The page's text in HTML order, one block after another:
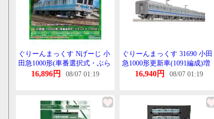
ぐりーんまっくす Nげーじ 小
田急1000形(車番選択式・ぶら
んどまーく付き)増結4両編成
16,896円 08/07 01:19
ぐりーんまっくす 31690 小田
急1000形更新車(1091編成)増
結用中間車6両せっと(動力無
16,940円 08/07 01:19